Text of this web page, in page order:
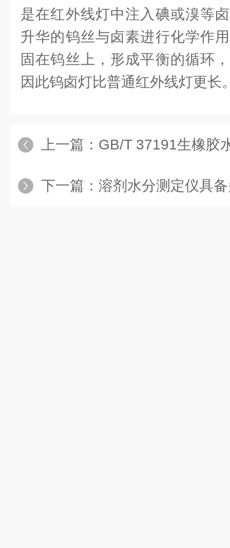
是在红外线灯中注入碘或溴等
升华的钨丝与卤素进行化学作
固在钨丝上，形成平衡的循环
因此钨卤灯比普通红外线灯更长
上一篇： GB/T 37191生橡胶
下一篇： 溶剂水分测定仪具